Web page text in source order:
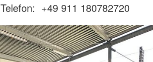
Telefon: +49 911 180782720